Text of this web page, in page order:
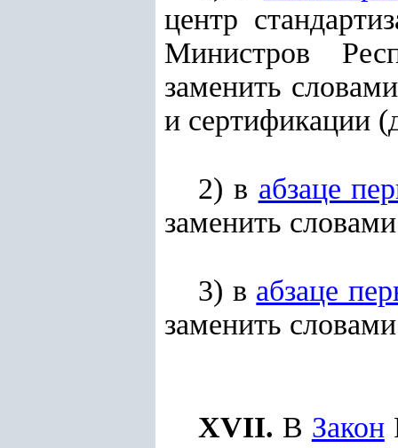
центр
Министров
заменить
и сертификации
2) в абзаце
заменить
3) в абзаце
заменить
XVII. В Закон